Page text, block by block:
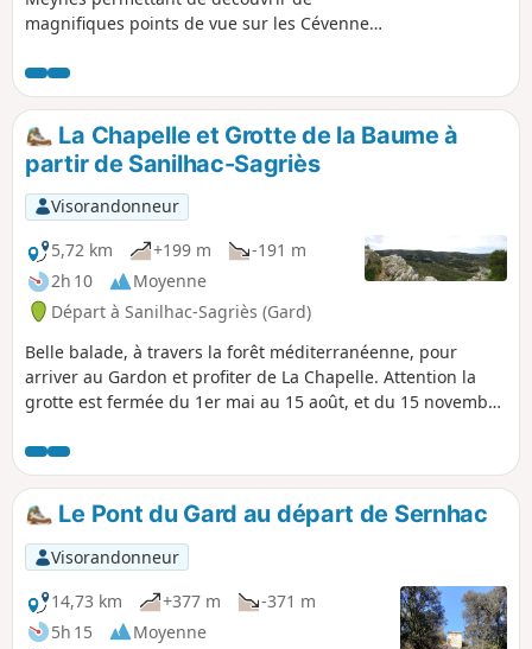
magnifiques points de vue sur les Cévennes,
Gardon
La Chapelle et Grotte de la Baume à
partir de Sanilhac-Sagriès
Visorandonneur
5,72 km
+199 m
-191 m
2h 10
Moyenne
Départ à Sanilhac-Sagriès (Gard)
Belle balade, à travers la forêt méditerranéenne, pour
arriver au Gardon et profiter de La Chapelle. Attention la
grotte est fermée du 1er mai au 15 août, et du 15 novembre
assez courte.Alternativement, partez de Collias pour
profiter, plus longuement, des gorges du
Gardon30/10/2023: ai requalifié ce circuit en "difficulté
moyenne" suite à plusieurs avis sur la montée raide au
retour (+100m sur 300m parcourus)
Le Pont du Gard au départ de Sernhac
Visorandonneur
14,73 km
+377 m
-371 m
5h 15
Moyenne